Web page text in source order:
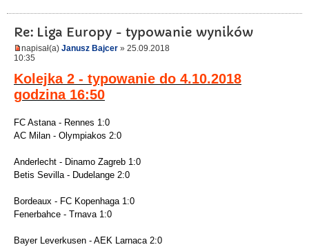
Re: Liga Europy - typowanie wyników
napisał(a) Janusz Bajcer » 25.09.2018
10:35
Kolejka 2 - typowanie do 4.10.2018
godzina 16:50
FC Astana - Rennes 1:0
AC Milan - Olympiakos 2:0
Anderlecht - Dinamo Zagreb 1:0
Betis Sevilla - Dudelange 2:0
Bordeaux - FC Kopenhaga 1:0
Fenerbahce - Trnava 1:0
Bayer Leverkusen - AEK Larnaca 2:0